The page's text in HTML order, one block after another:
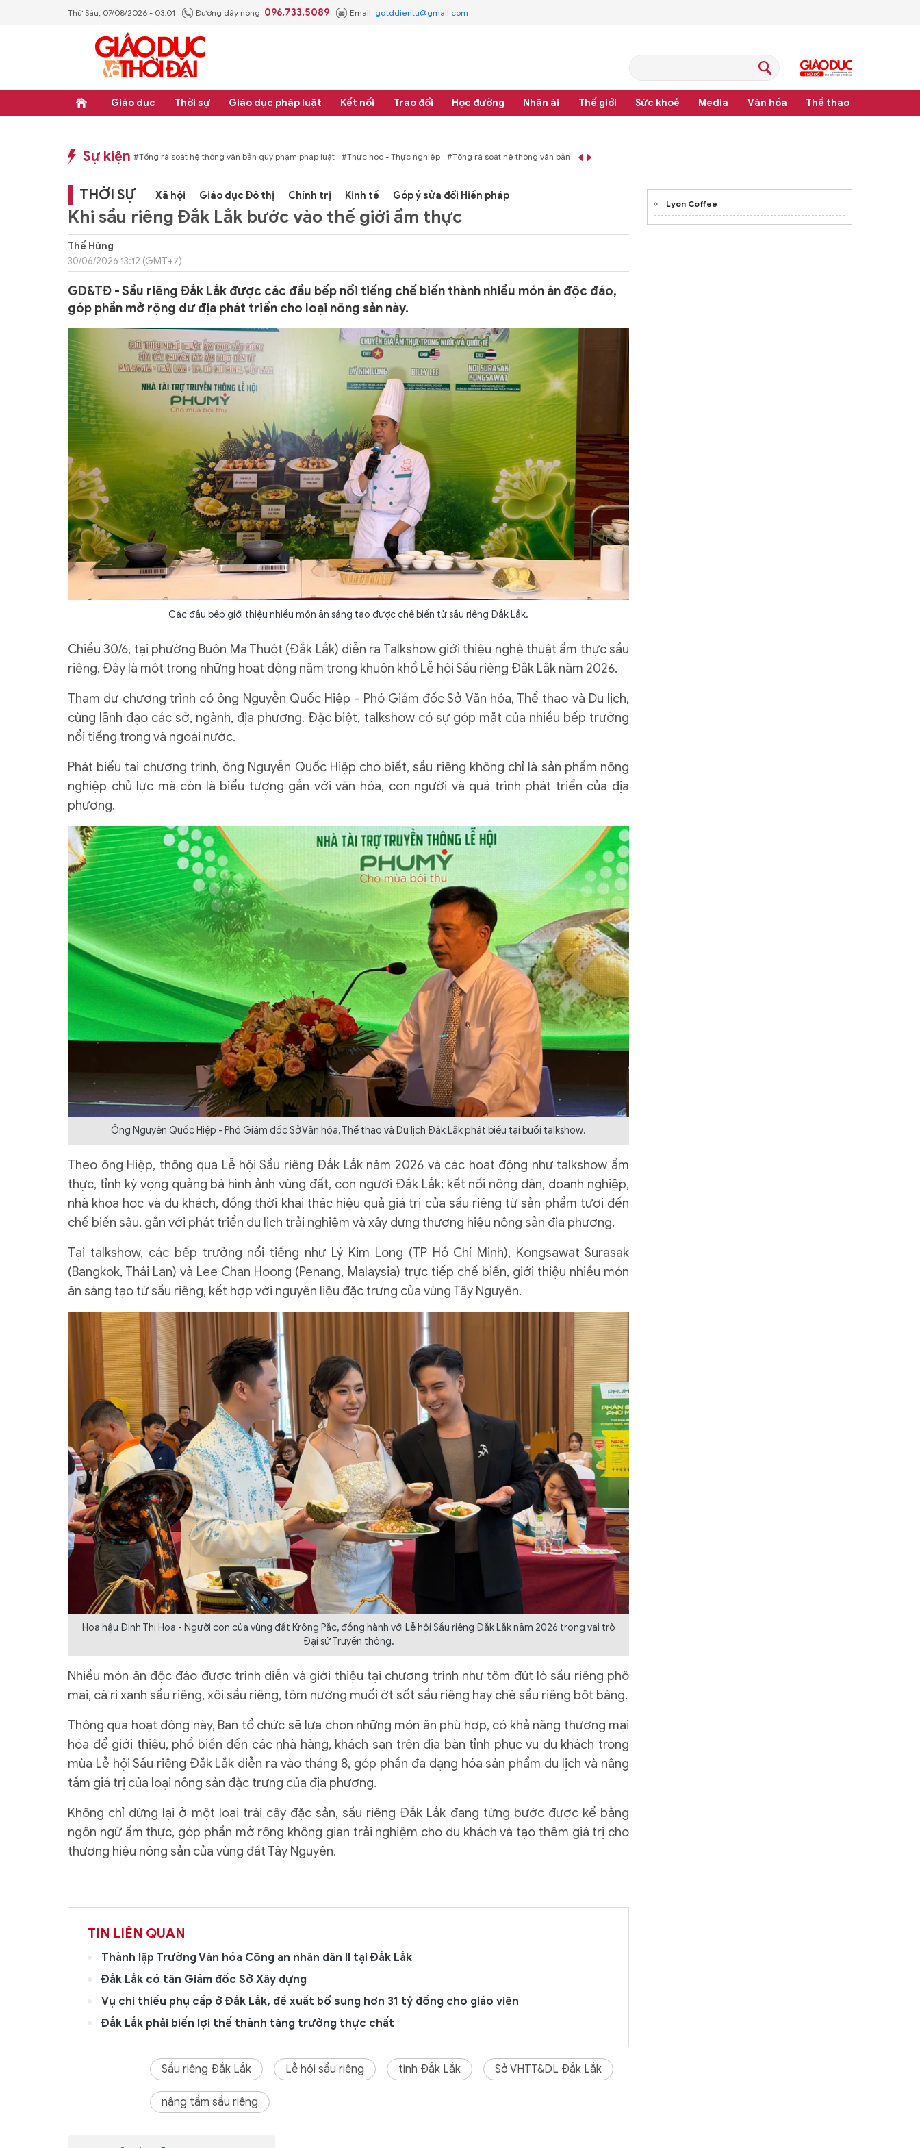
Thứ Sáu, 07/08/2026 - 03:01 Đường dây nóng: 096.733.5089 Email: gdtddientu@gmail.com
Giáo dục Thời sự Giáo dục pháp luật Kết nối Trao đổi Học đường Nhân ái Thế giới Sức khoẻ Media Văn hóa Thể thao
Sự kiện
#Thực học - Thực nghiệp #Tổng rà soát hệ thống văn bản quy phạm pháp luật #Thực học - Thực nghiệp #Tổng rà soát hệ thống văn bản quy phạm pháp luật
THỜI SỰ Xã hội Giáo dục Đô thị Chính trị Kinh tế Góp ý sửa đổi Hiến pháp
Khi sầu riêng Đắk Lắk bước vào thế giới ẩm thực
Thế Hùng
30/06/2026 13:12 (GMT+7)
GD&TĐ - Sầu riêng Đắk Lắk được các đầu bếp nổi tiếng chế biến thành nhiều món ăn độc đáo,
góp phần mở rộng dư địa phát triển cho loại nông sản này.
Các đầu bếp giới thiệu nhiều món ăn sáng tạo được chế biến từ sầu riêng Đắk Lắk.
Chiều 30/6, tại phường Buôn Ma Thuột (Đắk Lắk) diễn ra Talkshow giới thiệu nghệ thuật ẩm thực sầu
riêng. Đây là một trong những hoạt động nằm trong khuôn khổ Lễ hội Sầu riêng Đắk Lắk năm 2026.
Tham dự chương trình có ông Nguyễn Quốc Hiệp - Phó Giám đốc Sở Văn hóa, Thể thao và Du lịch,
cùng lãnh đạo các sở, ngành, địa phương. Đặc biệt, talkshow có sự góp mặt của nhiều bếp trưởng
nổi tiếng trong và ngoài nước.
Phát biểu tại chương trình, ông Nguyễn Quốc Hiệp cho biết, sầu riêng không chỉ là sản phẩm nông
nghiệp chủ lực mà còn là biểu tượng gắn với văn hóa, con người và quá trình phát triển của địa
phương.
Ông Nguyễn Quốc Hiệp - Phó Giám đốc Sở Văn hóa, Thể thao và Du lịch Đắk Lắk phát biểu tại buổi talkshow.
Theo ông Hiệp, thông qua Lễ hội Sầu riêng Đắk Lắk năm 2026 và các hoạt động như talkshow ẩm
thực, tỉnh kỳ vọng quảng bá hình ảnh vùng đất, con người Đắk Lắk; kết nối nông dân, doanh nghiệp,
nhà khoa học và du khách, đồng thời khai thác hiệu quả giá trị của sầu riêng từ sản phẩm tươi đến
chế biến sâu, gắn với phát triển du lịch trải nghiệm và xây dựng thương hiệu nông sản địa phương.
Tại talkshow, các bếp trưởng nổi tiếng như Lý Kim Long (TP Hồ Chí Minh), Kongsawat Surasak
(Bangkok, Thái Lan) và Lee Chan Hoong (Penang, Malaysia) trực tiếp chế biến, giới thiệu nhiều món
ăn sáng tạo từ sầu riêng, kết hợp với nguyên liệu đặc trưng của vùng Tây Nguyên.
Hoa hậu Đinh Thị Hoa - Người con của vùng đất Krông Pắc, đồng hành với Lễ hội Sầu riêng Đắk Lắk năm 2026 trong vai trò
Đại sứ Truyền thông.
Nhiều món ăn độc đáo được trình diễn và giới thiệu tại chương trình như tôm đút lò sầu riêng phô
mai, cà ri xanh sầu riêng, xôi sầu riêng, tôm nướng muối ớt sốt sầu riêng hay chè sầu riêng bột báng.
Thông qua hoạt động này, Ban tổ chức sẽ lựa chọn những món ăn phù hợp, có khả năng thương mại
hóa để giới thiệu, phổ biến đến các nhà hàng, khách sạn trên địa bàn tỉnh phục vụ du khách trong
mùa Lễ hội Sầu riêng Đắk Lắk diễn ra vào tháng 8, góp phần đa dạng hóa sản phẩm du lịch và nâng
tầm giá trị của loại nông sản đặc trưng của địa phương.
Không chỉ dừng lại ở một loại trái cây đặc sản, sầu riêng Đắk Lắk đang từng bước được kể bằng
ngôn ngữ ẩm thực, góp phần mở rộng không gian trải nghiệm cho du khách và tạo thêm giá trị cho
thương hiệu nông sản của vùng đất Tây Nguyên.
TIN LIÊN QUAN
Thành lập Trường Văn hóa Công an nhân dân II tại Đắk Lắk
Đắk Lắk có tân Giám đốc Sở Xây dựng
Vụ chi thiếu phụ cấp ở Đắk Lắk, đề xuất bổ sung hơn 31 tỷ đồng cho giáo viên
Đắk Lắk phải biến lợi thế thành tăng trưởng thực chất
Sầu riêng Đắk Lắk Lễ hội sầu riêng tỉnh Đắk Lắk Sở VHTT&DL Đắk Lắk
nâng tầm sầu riêng
Lyon Coffee